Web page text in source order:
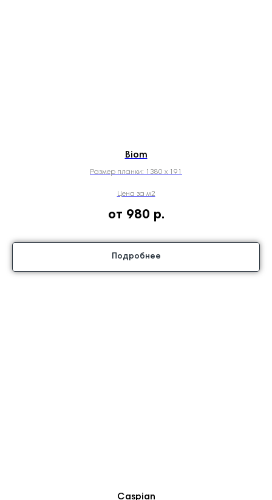
Biom
Размер планки: 1380 х 191
Цена за м2
от 980 р.
Подробнее
Caspian